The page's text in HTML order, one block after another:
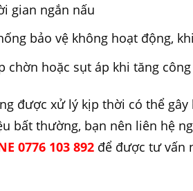
gian ngắn nấu
bảo vệ không hoạt động,
chờn hoặc sụt áp khi tăng
được xử lý kịp thời có thể
bất thường, bạn nên liên hệ
0776 103 892 để được tư vấn